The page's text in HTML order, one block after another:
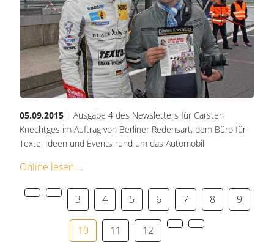
05.09.2015 | Ausgabe 4 des Newsletters für Carsten
Knechtges im Auftrag von Berliner Redensart, dem Büro für
Texte, Ideen und Events rund um das Automobil
Online lesen
3 4 5 6 7 8 9
10 11 12